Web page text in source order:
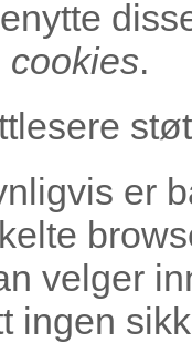
cookies.
er
velger
ingen